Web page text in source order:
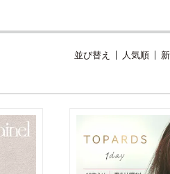
並び替え 人気順